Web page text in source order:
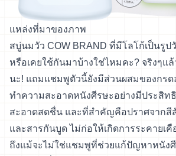
แหล่งที่มาของภาพ
สบู่นมวัว COW BRAND ที่มีโลโก้เป็นรูป
หรือเคยใช้กันมาบ้างใช่ไหมคะ? จริงๆแ
นะ! แถมแชมพูตัวนี้ยังมีส่วนผสมของกรด
ทำความสะอาดหนังศีรษะอย่างมีประสิท
สะอาดสดชื่น และที่สำคัญคือปราศจากสี
และสารกันบูด ไม่ก่อให้เกิดการระคายเคื
ถึงแม้จะไม่ใช่แชมพูที่ช่วยแก้ปัญหาหนัง